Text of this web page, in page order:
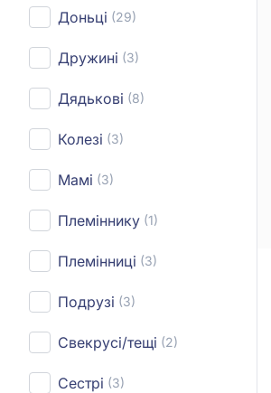
Доньці (29)
Дружині (3)
Дядькові (8)
Колезі (3)
Мамі (3)
Племіннику (1)
Племінниці (3)
Подрузі (3)
Свекрусі/тещі (2)
Сестрі (3)